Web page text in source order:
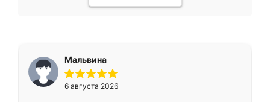
Мальвина
6 августа 2026